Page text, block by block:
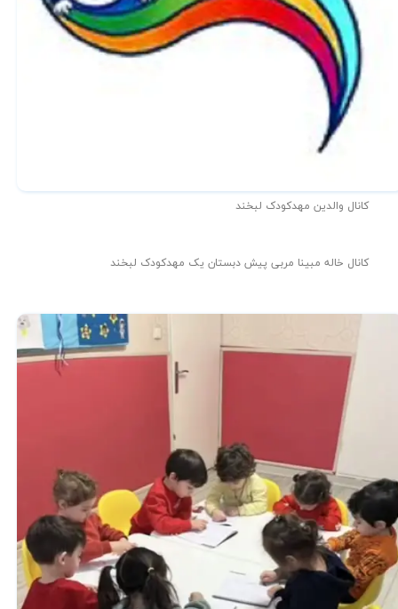
کانال والدین مهدکودک لبخند
کانال خاله مبینا مربی پیش دبستان یک مهدکودک لبخند